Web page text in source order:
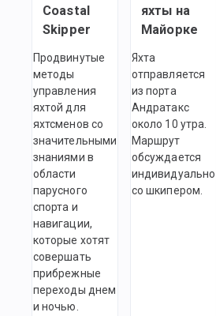
Coastal
Skipper
Продвинутые
методы
управления
яхтой для
яхтсменов со
значительными
знаниями в
области
парусного
спорта и
навигации,
которые хотят
совершать
прибрежные
переходы днем
и ночью.
яхты на
Майорке
Яхта
отправляется
из порта
Андратакс
около 10 утра.
Маршрут
обсуждается
индивидуально
со шкипером.